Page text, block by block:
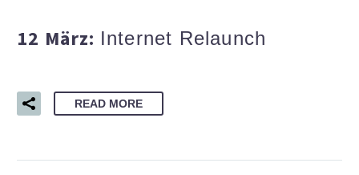
12 März: Internet Relaunch
READ MORE